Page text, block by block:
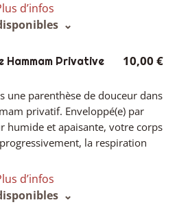
d’infos
Hammam Privative
10,00 €
une parenthèse de douceur dans
privatif. Enveloppé(e) par
humide et apaisante, votre corps
la respiration
d’infos